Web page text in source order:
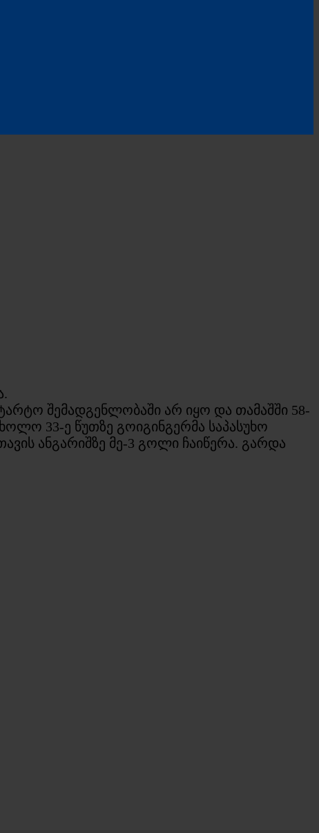
შემადგენლობაში არ იყო და თამაშში 58-
33-ე წუთზე გოიგინგერმა საპასუხო
ანგარიშზე მე-3 გოლი ჩაიწერა. გარდა